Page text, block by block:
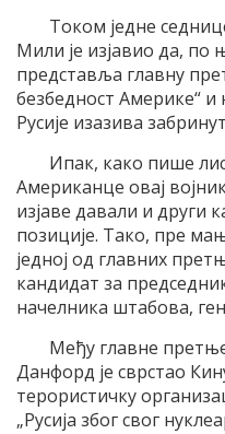
Током једне
Мили је изјавио да, по
представља главну
безбедност Америке“
Русије изазива
Ипак, како пише
Американце овај
изјаве давали и други
позиције. Тако, пре
једној од главних
кандидат за
начелника штабова,
Међу главне
Данфорд је сврстао
терористичку
„Русија због свог